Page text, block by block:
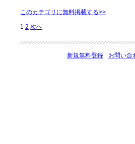
このカテゴリに無料掲載する>>
1 2 次へ
新規無料登録 お問い合